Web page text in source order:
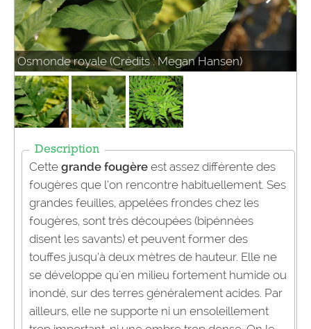
Osmonde royale (Crédits : Megan Hansen)
Description
Cette grande fougère est assez différente des
fougères que l’on rencontre habituellement. Ses
grandes feuilles, appelées frondes chez les
fougères, sont très découpées (bipénnées
disent les savants) et peuvent former des
touffes jusqu’à deux mètres de hauteur. Elle ne
se développe qu'en milieu fortement humide ou
inondé, sur des terres généralement acides. Par
ailleurs, elle ne supporte ni un ensoleillement